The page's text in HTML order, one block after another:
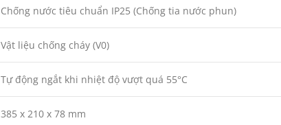
Chống nước tiêu chuẩn IP25 (Chống tia nước phun)
Vật liệu chống cháy (V0)
Tự động ngắt khi nhiệt độ vượt quá 55°C
385 x 210 x 78 mm